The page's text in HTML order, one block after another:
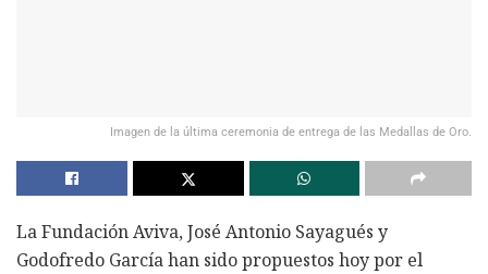
Imagen de la última ceremonia de entrega de las Medallas de Oro.
La Fundación Aviva, José Antonio Sayagués y
Godofredo García han sido propuestos hoy por el